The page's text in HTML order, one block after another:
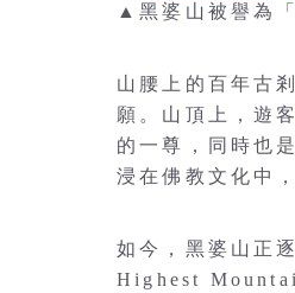
▲黑婆山被譽為
山腰上的百年古
願。山頂上，遊
的一尊，同時也
浸在佛教文化中
如今，黑婆山正
Highest